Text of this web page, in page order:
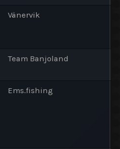
Vänervik
Team Banjoland
Ems.fishing